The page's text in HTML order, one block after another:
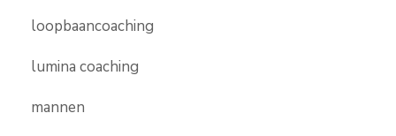
loopbaancoaching
lumina coaching
mannen